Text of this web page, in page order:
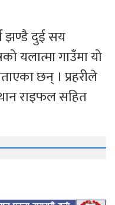
झण्डै दुई सय
यलात्मा गाउँमा यो
छन् । प्रहरीले
राइफल सहित